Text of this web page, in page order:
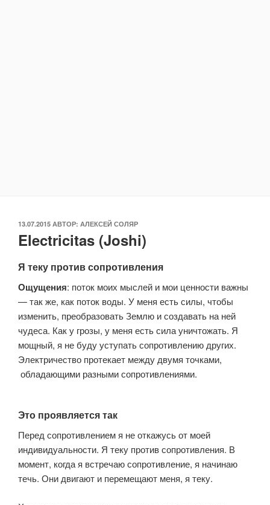
ОПУБЛИКОВАНО
13.07.2015 АВТОР: АЛЕКСЕЙ СОЛЯР
Electricitas (Joshi)
Я теку против сопротивления
Ощущения: поток моих мыслей и мои ценности важны
— так же, как поток воды. У меня есть силы, чтобы
изменить, преобразовать Землю и создавать на ней
чудеса. Как у грозы, у меня есть сила уничтожать. Я
мощный, я не буду уступать сопротивлению других.
Электричество протекает между двумя точками,
обладающими разными сопротивлениями.
Это проявляется так
Перед сопротивлением я не откажусь от моей
индивидуальности. Я теку против сопротивления. В
момент, когда я встречаю сопротивление, я начинаю
течь. Они двигают и перемещают меня, я теку.